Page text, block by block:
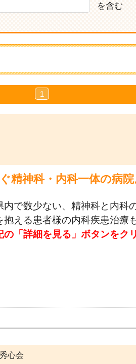
を含む
1
精神科・内科一体の病
内で数少ない、精神科と内
える患者様の内科疾患治療
「詳細を見る」ボタンをクリ
心会